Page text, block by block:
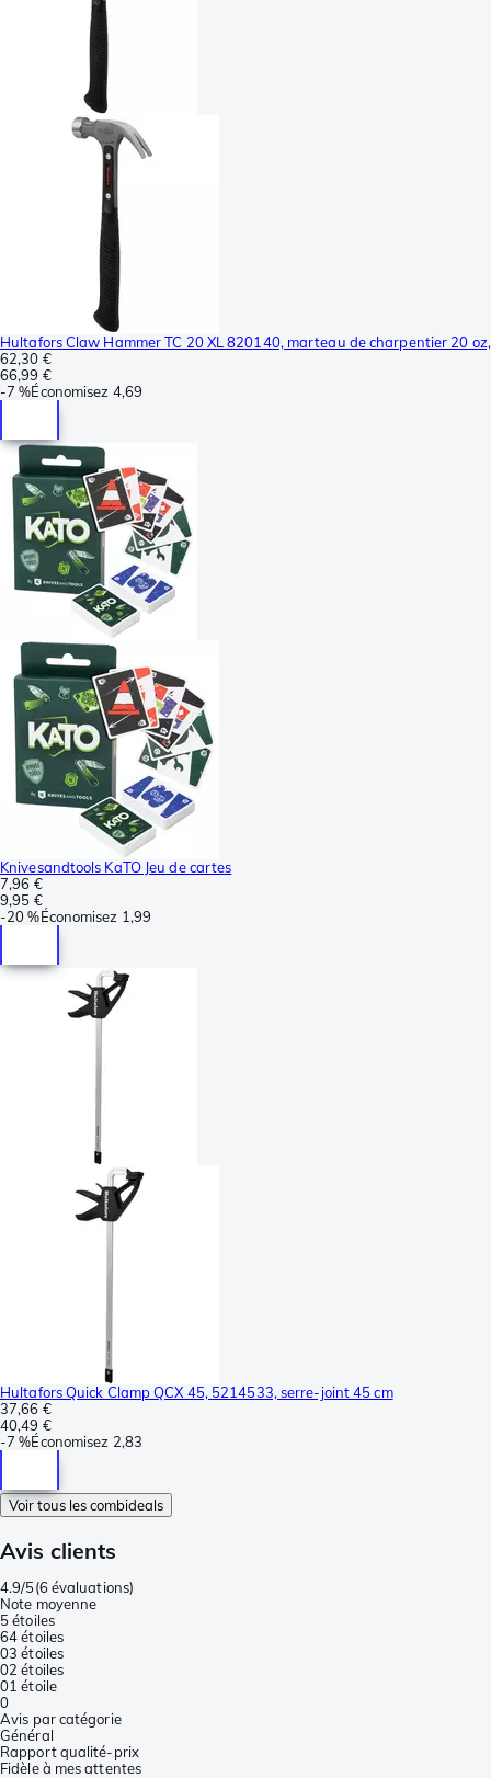
Hultafors Claw Hammer TC 20 XL 820140, marteau de charpentier 20 oz,
62,30 €
66,99 €
-7 %Économisez 4,69
Knivesandtools KaTO Jeu de cartes
7,96 €
9,95 €
-20 %Économisez 1,99
Hultafors Quick Clamp QCX 45, 5214533, serre-joint 45 cm
37,66 €
40,49 €
-7 %Économisez 2,83
Voir tous les combideals
Avis clients
4.9/5(6 évaluations)
Note moyenne
5 étoiles
64 étoiles
03 étoiles
02 étoiles
01 étoile
0
Avis par catégorie
Général
Rapport qualité-prix
Fidèle à mes attentes